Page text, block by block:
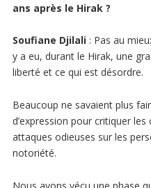
ans après le Hirak ?
Soufiane Djilali: Pas au
y a eu, durant le Hirak, une
liberté et ce qui est désordre.
Beaucoup ne savaient plus
d’expression pour critiquer
attaques odieuses sur les
notoriété.